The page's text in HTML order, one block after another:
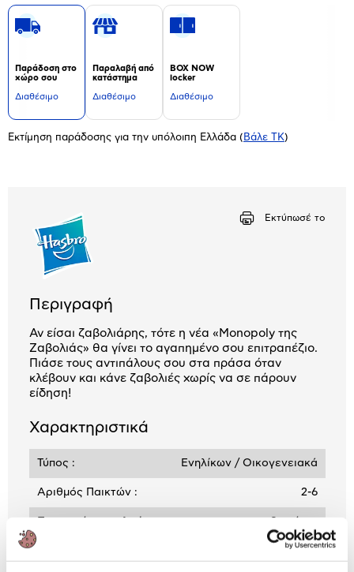
Παράδοση στο
χώρο σου
Διαθέσιμο
Παραλαβή από
κατάστημα
Διαθέσιμο
BOX NOW
locker
Διαθέσιμο
Εκτίμηση παράδοσης για την υπόλοιπη Ελλάδα ( Βάλε ΤΚ)
Εκτύπωσέ το
Περιγραφή
Αν είσαι ζαβολιάρης, τότε η νέα «Monopoly της
Ζαβολιάς» θα γίνει το αγαπημένο σου επιτραπέζιο.
Πιάσε τους αντιπάλους σου στα πράσα όταν
κλέβουν και κάνε ζαβολιές χωρίς να σε πάρουν
είδηση!
Χαρακτηριστικά
Τύπος : Ενηλίκων / Οικογενειακά
Αριθμός Παικτών : 2-6
Προτεινόμενη ηλικία 8 ετών +